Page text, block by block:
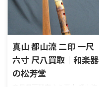
3.8cm管尻：内径 約 1.8cm / 外
径 約 5.0cm重量：約 441g ...
カケも無く、上管や下管にも
ヒビ等はありませんでした。中
継ぎは緩すぎず、硬すぎず、い
い感じです。音出しにも問題は
ありませんでした。お売りいた
だき、ありがとうございまし
た。 都山流 在銘 溪山長さ：
真山 都山流 二印 一尺
六寸 尺八買取｜和楽器
の松芳堂